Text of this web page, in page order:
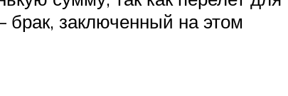
брак, заключенный на этом